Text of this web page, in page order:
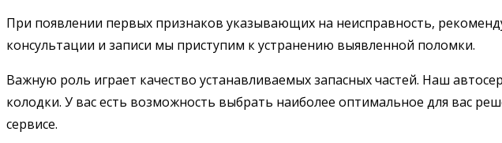
При появлении первых признаков указывающих на неисправность,
консультации и записи мы приступим к устранению выявленной поломки.
Важную роль играет качество устанавливаемых запасных частей. Наш
колодки. У вас есть возможность выбрать наиболее оптимальное для вас
сервисе.